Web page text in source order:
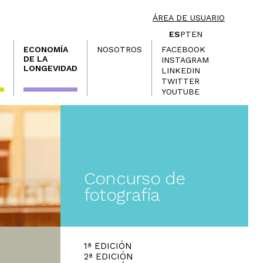
ÁREA DE USUARIO
ESPTEN
ECONOMÍA
DE LA
LONGEVIDAD
NOSOTROS
FACEBOOK
INSTAGRAM
LINKEDIN
TWITTER
YOUTUBE
Concurso de
fotografía
1ª EDICIÓN
2ª EDICIÓN